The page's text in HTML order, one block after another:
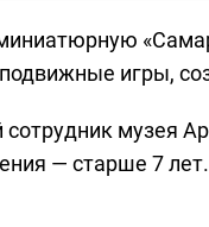
игры,
музея
— старше 7